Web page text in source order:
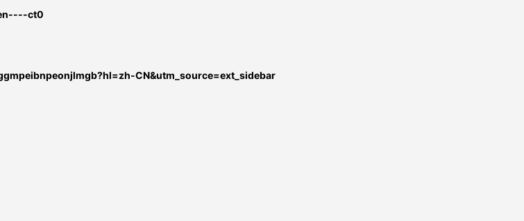
----ct0
CN&utm_source=ext_sidebar